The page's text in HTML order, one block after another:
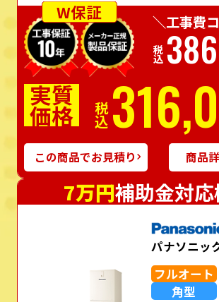
W保証
＼工事費
税込
実質
価格 税込
この商品でお見積り 商品
7万円補助金対
パナソニッ
フルオート
角型